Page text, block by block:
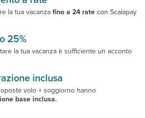
la tua vacanzafino a 24 ratecon Scalapay
25%
la tua vacanza è sufficiente un acconto
inclusa
volo + soggiorno hanno
base inclusa.